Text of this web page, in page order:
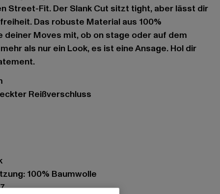
Street-Fit. Der Slank Cut sitzt tight, aber lässt dir
Das robuste Material aus 100%
deiner Moves mit, ob on stage oder auf dem
als nur ein Look, es ist eine Ansage. Hol dir
Reißverschluss
100% Baumwolle